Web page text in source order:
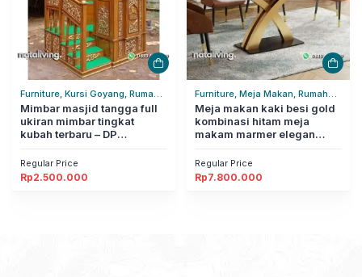
Furniture, Kursi Goyang, Rumah
Tangga
Mimbar masjid tangga full
ukiran mimbar tingkat
kubah terbaru – DP
Regular Price
Rp2.500.000
Furniture, Meja Makan, Rumah
Tangga
Meja makan kaki besi gold
kombinasi hitam meja
makam marmer elegan
Regular Price
Rp7.800.000